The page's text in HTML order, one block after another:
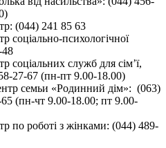
(044) 241 85 63
соціально-психологічної
соціальних служб для сім’ї,
27-67 (пн-пт 9.00-18.00)
семьи «Родинний дім»: (063)
(пн-чт 9.00-18.00; пт 9.00-
по роботі з жінками: (044) 489-